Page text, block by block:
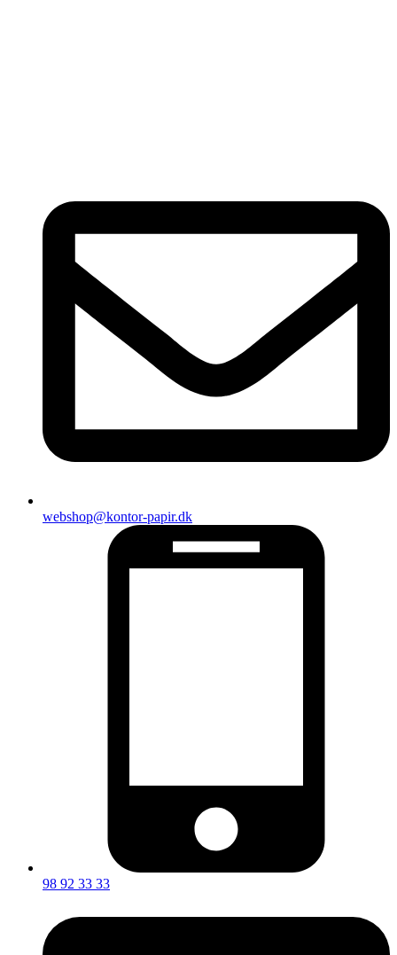
webshop@kontor-papir.dk
98 92 33 33